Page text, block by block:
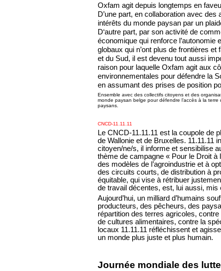
Oxfam agit depuis longtemps en
D’une part, en collaboration avec
intérêts du monde paysan par un
D‘autre part, par son activité de
économique qui renforce l’autonomie
globaux qui n’ont plus de frontières
et du Sud, il est devenu tout aussi
raison pour laquelle Oxfam agit aux
environnementales pour défendre la
en assumant des prises de position
Ensemble avec des collectifs citoyens et des
monde paysan belge pour défendre l’accès à la
paysans.
CNCD-11.11.11
Le CNCD-11.11.11 est la coupole de
de Wallonie et de Bruxelles. 11.11.11
citoyen/ne/s, il informe et sensibilise
thème de campagne « Pour le Droit à
des modèles de l’agroindustrie et à
des circuits courts, de distribution à
équitable, qui vise à rétribuer
de travail décentes, est, lui aussi, mis
Aujourd’hui, un milliard d’humains
producteurs, des pêcheurs, des
répartition des terres agricoles,
de cultures alimentaires, contre la
locaux 11.11.11 réfléchissent et
un monde plus juste et plus humain.
Journée mondiale des